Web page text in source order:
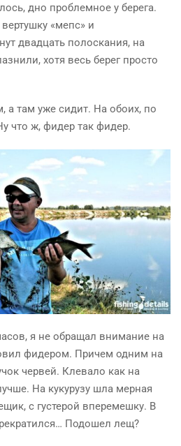
дно проблемное у берега.
«мепс» и
двадцать полоскания, на
хотя весь берег просто
а там уже сидит. На обоих, по
что ж, фидер так фидер.
я не обращал внимание на
фидером. Причем одним на
червей. Клевало как на
На кукурузу шла мерная
с густерой вперемешку. В
Подошел лещ?